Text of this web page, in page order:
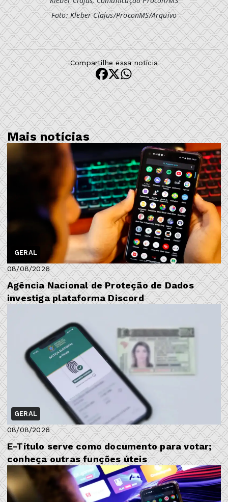
Foto: Kleber Clajus/ProconMS/Arquivo
Compartilhe essa notícia
Mais notícias
GERAL
08/08/2026
Agência Nacional de Proteção de Dados
investiga plataforma Discord
GERAL
08/08/2026
E-Título serve como documento para votar;
conheça outras funções úteis